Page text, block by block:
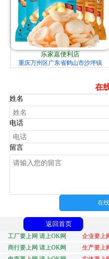
乐家嘉便利店
重庆万州区广东省鹤山市沙坪镇
在
姓名
电话
留言
在
返回首页
工厂要上网 请上OK网 企业要上
商行要上网 请上OK网
生产要上